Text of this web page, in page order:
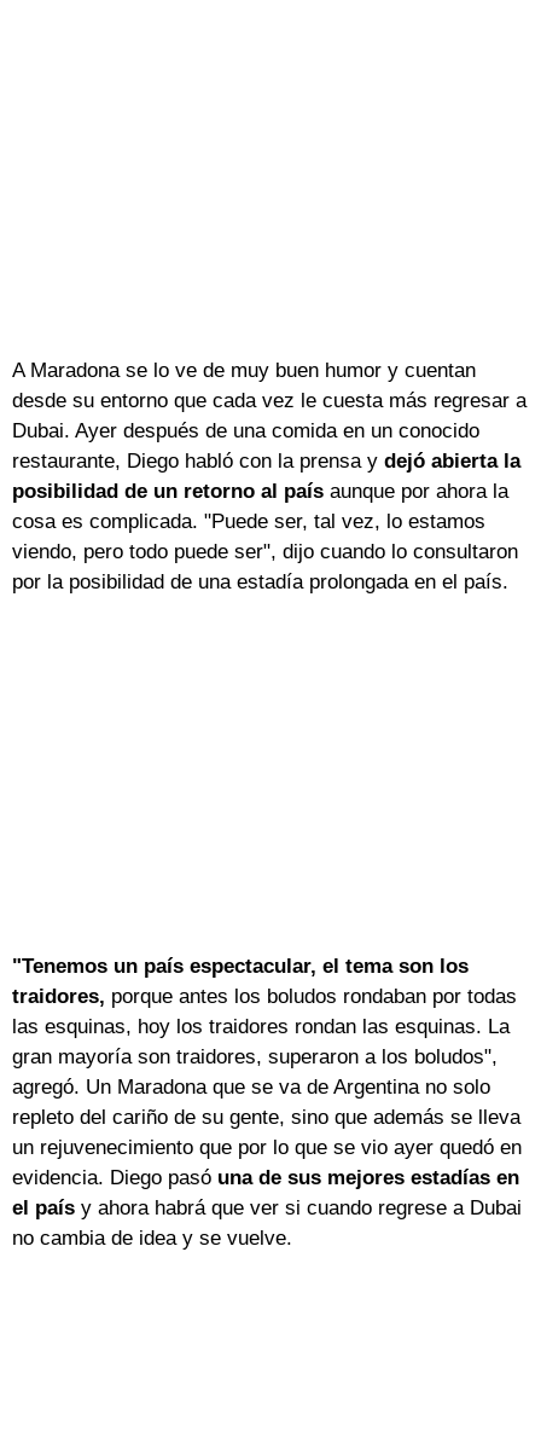
A Maradona se lo ve de muy buen humor y cuentan
desde su entorno que cada vez le cuesta más regresar a
Dubai. Ayer después de una comida en un conocido
restaurante, Diego habló con la prensa y dejó abierta la
posibilidad de un retorno al país aunque por ahora la
cosa es complicada. "Puede ser, tal vez, lo estamos
viendo, pero todo puede ser", dijo cuando lo consultaron
por la posibilidad de una estadía prolongada en el país.
"Tenemos un país espectacular, el tema son los
traidores, porque antes los boludos rondaban por todas
las esquinas, hoy los traidores rondan las esquinas. La
gran mayoría son traidores, superaron a los boludos",
agregó. Un Maradona que se va de Argentina no solo
repleto del cariño de su gente, sino que además se lleva
un rejuvenecimiento que por lo que se vio ayer quedó en
evidencia. Diego pasó una de sus mejores estadías en
el país y ahora habrá que ver si cuando regrese a Dubai
no cambia de idea y se vuelve.